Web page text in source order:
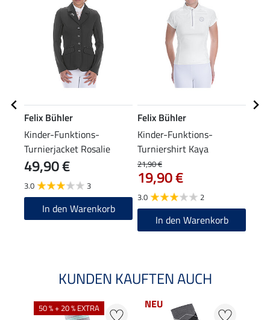
Felix Bühler
Kinder-Funktions-
Turnierjacket Rosalie
49,90 €
3.0 3
In den Warenkorb
Felix Bühler
Kinder-Funktions-
Turniershirt Kaya
21,90 €
19,90 €
3.0 2
In den Warenkorb
KUNDEN KAUFTEN AUCH
50 % + 20 % EXTRA NEU